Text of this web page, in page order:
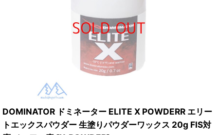
DOMINATOR ドミネーター ELITE X POWDERR エリー
トエックスパウダー 生塗りパウダーワックス 20g FIS対